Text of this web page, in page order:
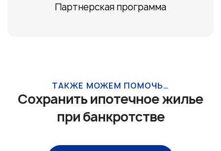
Партнерская программа
ТАКЖЕ МОЖЕМ ПОМОЧЬ…
Сохранить ипотечное жилье
при банкротстве